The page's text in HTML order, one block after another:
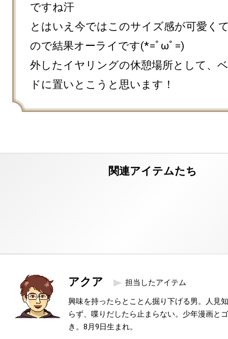
ですね汗
とはいえ今ではこのサイズ感が可愛く
ので結果オーライです(*=ﾟωﾟ=)
外したイヤリングの休憩場所として、
ドに置いとこうと思います！
アクア 担当したアイテム
興味を持ったらとことん掘り下げる男。人見
らず、喋りだしたら止まらない。少年漫画と
き。8月9日生まれ。